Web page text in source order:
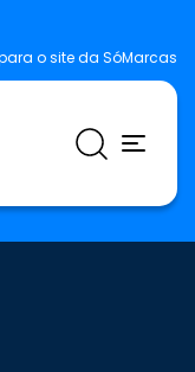
o site da SóMarcas